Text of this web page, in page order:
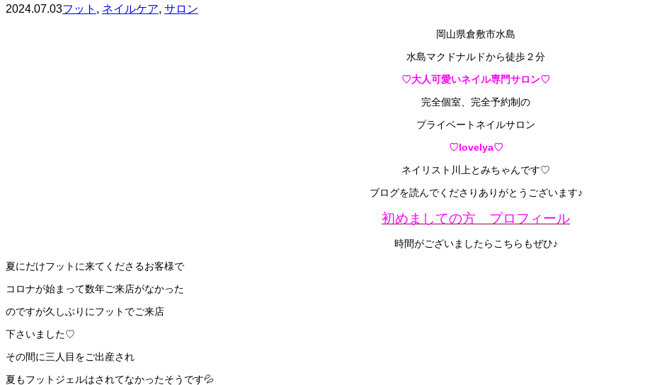
2024.07.03フット , ネイルケア, サロン
岡山県倉敷市水島
水島マクドナルドから徒歩２分
♡大人可愛いネイル専門サロン♡
完全個室、完全予約制の
プライベートネイルサロン
♡lovelya♡
ネイリスト川上とみちゃんです♡
ブログを読んでくださりありがとうございます♪
初めましての方 プロフィール
時間がございましたらこちらもぜひ♪
夏にだけフットに来てくださるお客様で
コロナが始まって数年ご来店がなかった
のですが久しぶりにフットでご来店
下さいました♡
その間に三人目をご出産され
夏もフットジェルはされてなかったそうです💦